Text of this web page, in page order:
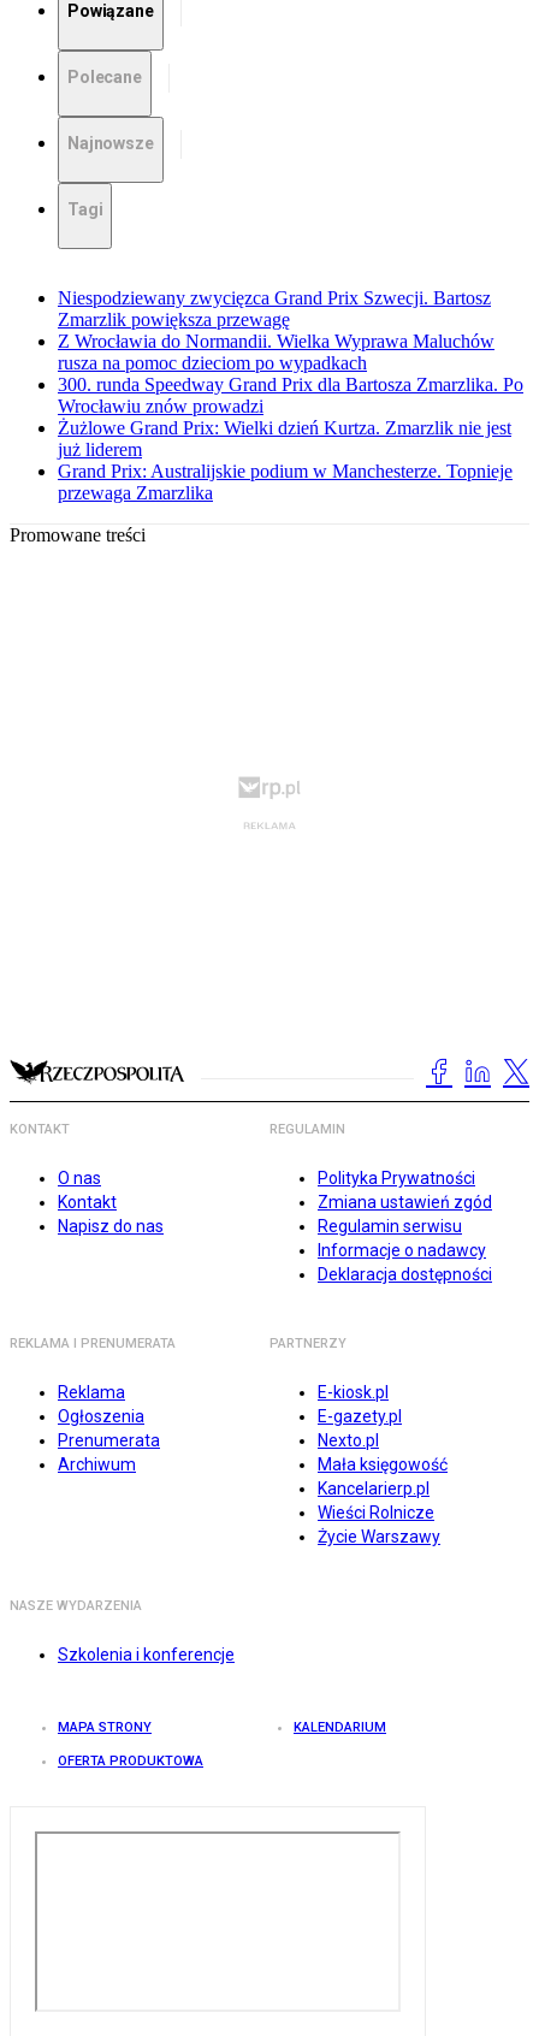
Powiązane
Polecane
Najnowsze
Tagi
Niespodziewany zwycięzca Grand Prix Szwecji. Bartosz
Zmarzlik powiększa przewagę
Z Wrocławia do Normandii. Wielka Wyprawa Maluchów
rusza na pomoc dzieciom po wypadkach
300. runda Speedway Grand Prix dla Bartosza Zmarzlika. Po
Wrocławiu znów prowadzi
Żużlowe Grand Prix: Wielki dzień Kurtza. Zmarzlik nie jest
już liderem
Grand Prix: Australijskie podium w Manchesterze. Topnieje
przewaga Zmarzlika
Promowane treści
KONTAKT
O nas
Kontakt
Napisz do nas
REGULAMIN
Polityka Prywatności
Zmiana ustawień zgód
Regulamin serwisu
Informacje o nadawcy
Deklaracja dostępności
REKLAMA I PRENUMERATA
Reklama
Ogłoszenia
Prenumerata
Archiwum
PARTNERZY
E-kiosk.pl
E-gazety.pl
Nexto.pl
Mała księgowość
Kancelarierp.pl
Wieści Rolnicze
Życie Warszawy
NASZE WYDARZENIA
Szkolenia i konferencje
MAPA STRONY KALENDARIUM
OFERTA PRODUKTOWA